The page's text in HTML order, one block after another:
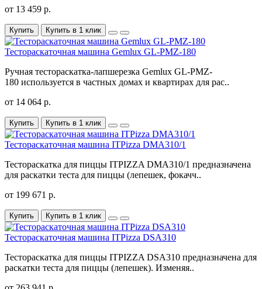
от 13 459 р.
Купить Купить в 1 клик
Тестораскаточная машина Gemlux GL-PMZ-180
Ручная тестораскатка-лапшерезка Gemlux GL-PMZ-
180 используется в частных домах и квартирах для рас..
от 14 064 р.
Купить Купить в 1 клик
Тестораскаточная машина ITPizza DMA310/1
Тестораскатка для пиццы ITPIZZA DMA310/1 предназначена
для раскатки теста для пиццы (лепешек, фокачч..
от 199 671 р.
Купить Купить в 1 клик
Тестораскаточная машина ITPizza DSA310
Тестораскатка для пиццы ITPIZZA DSA310 предназначена для
раскатки теста для пиццы (лепешек). Изменяя..